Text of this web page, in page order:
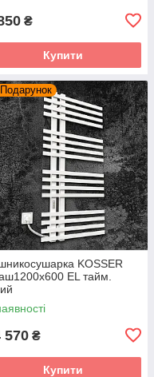
₴
Купити
Подарунок
KOSSER
EL тайм.
570 ₴
Купити